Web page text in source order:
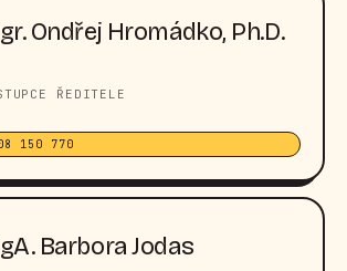
Ondřej Hromádko, Ph.D.
ŘEDITELE
150 770
Barbora Jodas